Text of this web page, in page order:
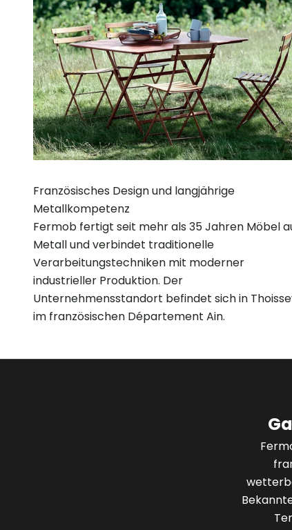
Französisches Design und langjährige
Metallkompetenz
Fermob fertigt seit mehr als 35 Jahren Möbel
Metall und verbindet traditionelle
Verarbeitungstechniken mit moderner
industrieller Produktion. Der
Unternehmensstandort befindet sich in
im französischen Département Ain.